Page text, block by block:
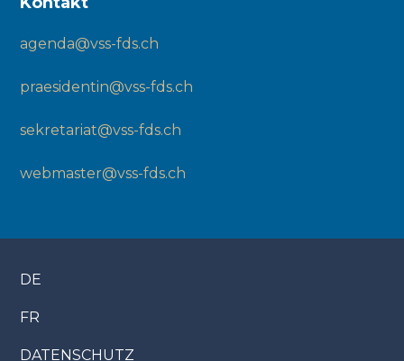
agenda@vss-fds.ch
praesidentin@vss-fds.ch
sekretariat@vss-fds.ch
webmaster@vss-fds.ch
DE
FR
DATENSCHUTZ